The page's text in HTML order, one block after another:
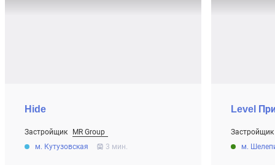
Hide
Застройщик
MR Group
От 20.5 млн ₽
Строится
м. Кутузовская 3 мин.
Level
Застройщик
От 9.7 млн ₽
Строится
м.